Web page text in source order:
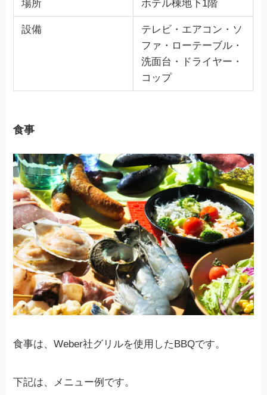
場所 ホテル棟地下1階
設備
テレビ・エアコン・ソ
ファ・ローテーブル・
洗面台・ドライヤー・
コップ
食事
食事は、Weber社グリルを使用したBBQです。
下記は、メニュー例です。